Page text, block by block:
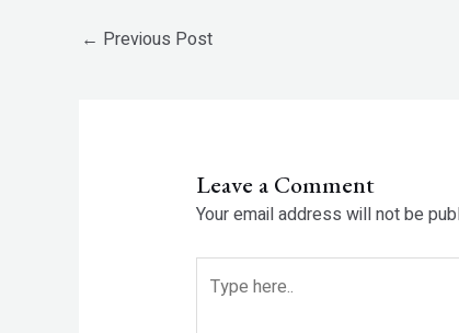
← Previous Post
Leave a Comment
Your email address will not be
here..